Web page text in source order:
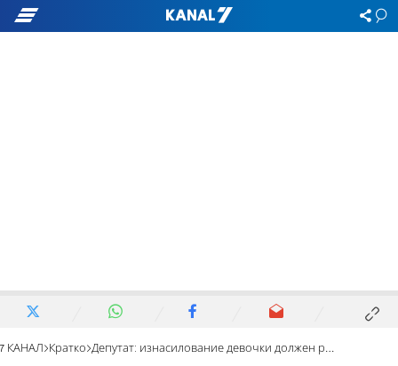
7 КАНАЛ Кратко Депутат: изнасилование девочки должен расследовать ШАБАК